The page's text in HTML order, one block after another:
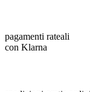
pagamenti rateali
con Klarna